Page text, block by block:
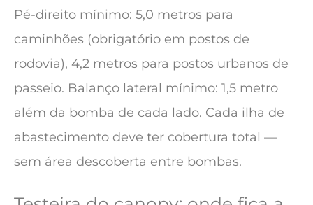
Pé-direito mínimo: 5,0 metros para
caminhões (obrigatório em postos de
rodovia), 4,2 metros para postos urbanos de
passeio. Balanço lateral mínimo: 1,5 metro
além da bomba de cada lado. Cada ilha de
abastecimento deve ter cobertura total —
sem área descoberta entre bombas.